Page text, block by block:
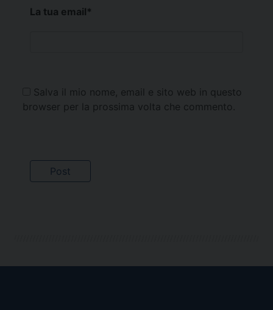
La tua email*
Salva il mio nome, email e sito web in questo
browser per la prossima volta che commento.